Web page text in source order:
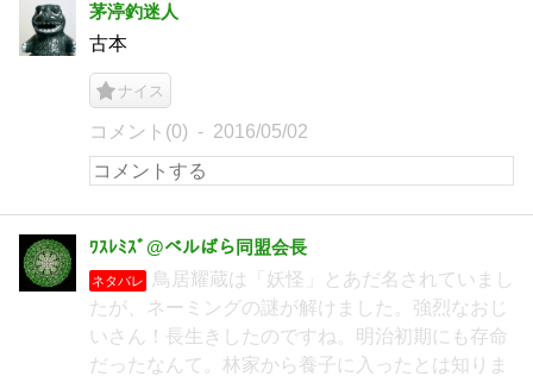
茅渟釣迷人
古本
ナイス
コメント(0) 2016/05/02
ﾜｽﾚﾐｽﾞ@ベルばら同盟会長
ネタバレ
鳥居耀蔵は「妖怪」とあだ名されていまし
たが、ネーミングの謎が解けました。強烈なおじ
いさん！長生きしたのですね。明治初期にも存命
だったなんて。林家から養子に入ったとは知りま